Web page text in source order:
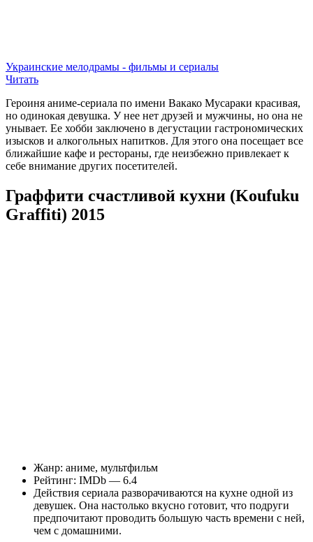
Украинские мелодрамы - фильмы и сериалы
Читать
Героиня аниме-сериала по имени Вакако Мусараки красивая,
но одинокая девушка. У нее нет друзей и мужчины, но она не
унывает. Ее хобби заключено в дегустации гастрономических
изысков и алкогольных напитков. Для этого она посещает все
ближайшие кафе и рестораны, где неизбежно привлекает к
себе внимание других посетителей.
Граффити счастливой кухни (Koufuku
Graffiti) 2015
Жанр: аниме, мультфильм
Рейтинг: IMDb — 6.4
Действия сериала разворачиваются на кухне одной из
девушек. Она настолько вкусно готовит, что подруги
предпочитают проводить большую часть времени с ней,
чем с домашними.